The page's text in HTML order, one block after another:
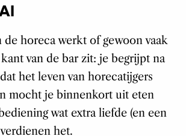
horeca werkt of gewoon vaak
van de bar zit: je begrijpt na
het leven van horecatijgers
mocht je binnenkort uit eten
wat extra liefde (en een
het.